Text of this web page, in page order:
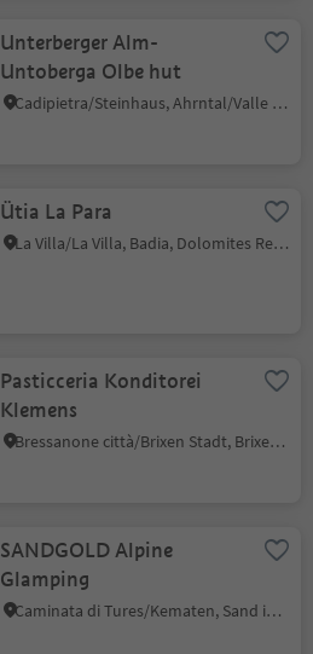
Unterberger Alm-
Untoberga Olbe hut
Cadipietra/Steinhaus, Ahrntal/Valle Aurina, Ahrntal/Valle Aurina
Ütia La Para
La Villa/La Villa, Badia, Dolomites Region Alta Badia
Pasticceria Konditorei
Klemens
Bressanone città/Brixen Stadt, Brixen/Bressanone, Brixen/Bressanone and environs
SANDGOLD Alpine
Glamping
Caminata di Tures/Kematen, Sand in Taufers/Campo Tures, Ahrntal/Valle Aurina